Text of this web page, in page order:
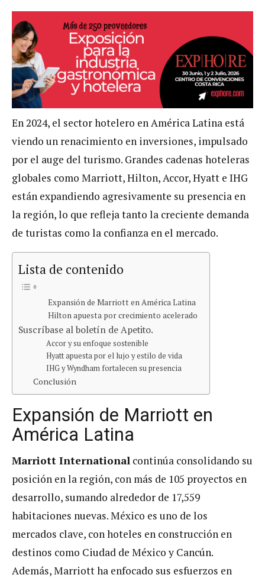
En 2024, el sector hotelero en América Latina está
viendo un renacimiento en inversiones, impulsado
por el auge del turismo. Grandes cadenas hoteleras
globales como Marriott, Hilton, Accor, Hyatt e IHG
están expandiendo agresivamente su presencia en
la región, lo que refleja tanto la creciente demanda
de turistas como la confianza en el mercado.
Lista de contenido
Expansión de Marriott en América Latina
Hilton apuesta por crecimiento acelerado
Suscríbase al boletín de Apetito.
Accor y su enfoque sostenible
Hyatt apuesta por el lujo y estilo de vida
IHG y Wyndham fortalecen su presencia
Conclusión
Expansión de Marriott en
América Latina
Marriott International continúa consolidando su
posición en la región, con más de 105 proyectos en
desarrollo, sumando alrededor de 17,559
habitaciones nuevas. México es uno de los
mercados clave, con hoteles en construcción en
destinos como Ciudad de México y Cancún.
Además, Marriott ha enfocado sus esfuerzos en